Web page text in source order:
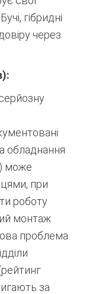
гібридні
через
обладнання
може
при
роботу
монтаж
проблема
за